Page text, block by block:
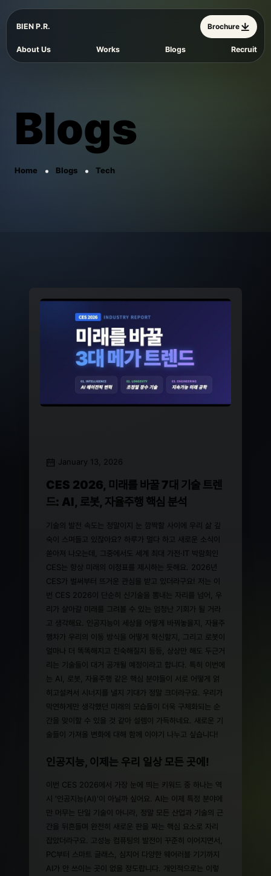
BIEN P.R.
About Us Works Blogs Recruit
Brochure
Blogs
Home Blogs Tech
January 13, 2026
CES 2026, 미래를 바꿀 7대 기술 트렌
드: AI, 로봇, 자율주행 핵심 분석
기술의 발전 속도는 정말이지 눈 깜짝할 사이에 우리 삶 깊
숙이 스며들고 있잖아요? 하루가 멀다 하고 새로운 소식이
쏟아져 나오는데, 그중에서도 세계 최대 가전·IT 박람회인
CES는 항상 미래의 이정표를 제시하는 듯해요. 2026년
CES가 벌써부터 뜨거운 관심을 받고 있더라구요! 저는 이
번 CES 2026이 단순히 신기술을 뽐내는 자리를 넘어, 우
리가 살아갈 미래를 그려볼 수 있는 엄청난 기회가 될 거라
고 생각해요. 인공지능이 세상을 어떻게 바꿔놓을지, 자율주
행차가 우리의 이동 방식을 어떻게 혁신할지, 그리고 로봇이
얼마나 더 똑똑해지고 친숙해질지 등등, 상상만 해도 두근거
리는 기술들이 대거 공개될 예정이라고 합니다. 특히 이번에
는 AI, 로봇, 자율주행 같은 핵심 분야들이 서로 어떻게 얽
히고설켜서 시너지를 낼지 기대가 정말 크더라구요. 우리가
막연하게만 생각했던 미래의 모습들이 더욱 구체화되는 순
간을 맞이할 수 있을 것 같아 설렘이 가득하네요. 새로운 기
술들이 가져올 변화에 대해 함께 이야기 나누고 싶습니다!
인공지능, 이제는 우리 일상 모든 곳에!
이번 CES 2026에서 가장 눈에 띄는 키워드 중 하나는 역
시 '인공지능(AI)'이 아닐까 싶어요. AI는 이제 특정 분야에
만 머무는 단일 기술이 아니라, 정말 모든 산업과 기술의 근
간을 뒤흔들며 완전히 새로운 판을 짜는 핵심 요소로 자리
잡았더라구요. 고성능 컴퓨팅의 발전이 꾸준히 이어지면서,
PC부터 스마트 글래스, 심지어 다양한 웨어러블 기기까지
AI가 안 쓰이는 곳이 없을 정도랍니다. 개인적으로는 이렇